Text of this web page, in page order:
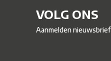
VOLG ONS
Aanmelden nieuwsbrief